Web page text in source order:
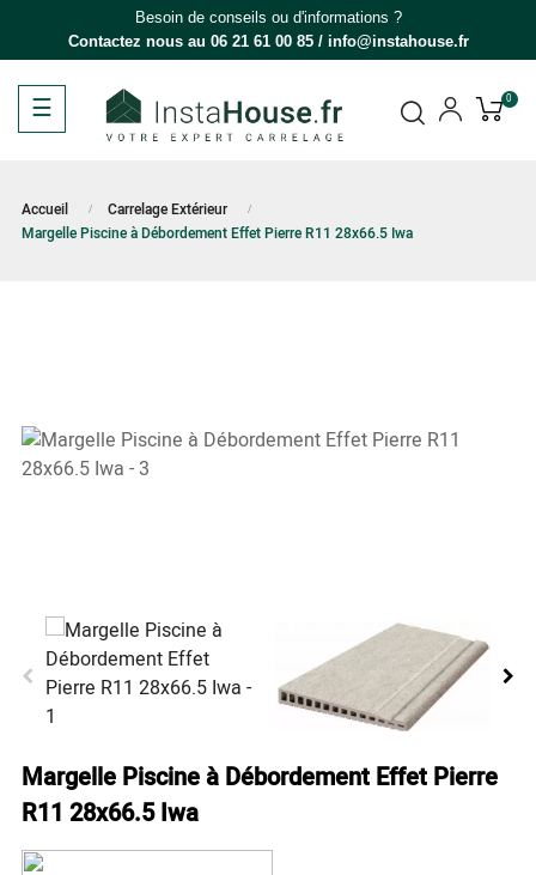
Besoin de conseils ou d'informations ?
Contactez nous au 06 21 61 00 85/ info@instahouse.fr
Basculer
la
☰ 0
Accueil
Carrelage Extérieur
Margelle Piscine à Débordement Effet Pierre R11 28x66.5 Iwa
Margelle Piscine à Débordement Effet Pierre
R11 28x66.5 Iwa